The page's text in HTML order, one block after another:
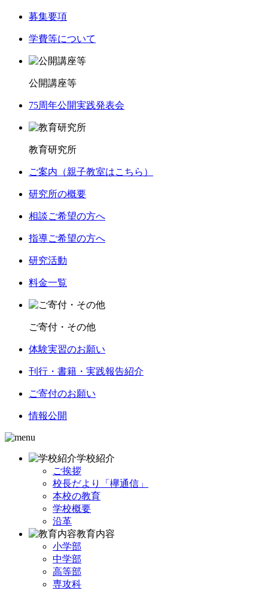
募集要項
学費等について
公開講座等
75周年公開実践発表会
教育研究所
ご案内（親子教室はこちら）
研究所の概要
相談ご希望の方へ
指導ご希望の方へ
研究活動
料金一覧
ご寄付・その他
体験実習のお願い
刊行・書籍・実践報告紹介
ご寄付のお願い
情報公開
学校紹介
ご挨拶
校長だより「欅通信」
本校の教育
学校概要
沿革
教育内容
小学部
中学部
高等部
専攻科